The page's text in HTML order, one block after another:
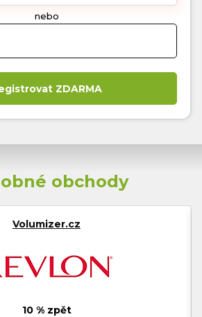
nebo
obchody
Volumizer.cz
10 % zpět